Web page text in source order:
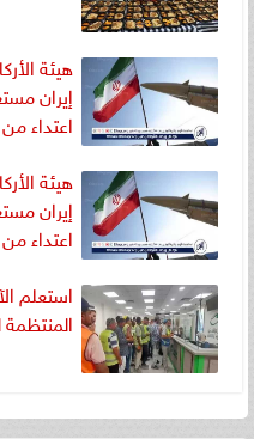
‏هيئة
إيران
اعتداء
‏هيئة
إيران
اعتداء
استعلم
المنتظمة لعيد